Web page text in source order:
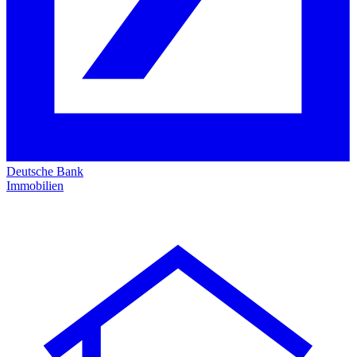
Deutsche Bank
Immobilien